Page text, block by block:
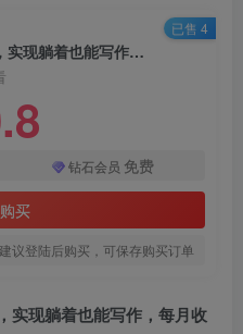
只需一键生成，AI自动写小说，实现躺着也能写作，每月收益过1w【揭秘】
钻石会员 免费
买
议登陆后购买，可保存购买订单
已售 4
实现躺着也能写作，每月收